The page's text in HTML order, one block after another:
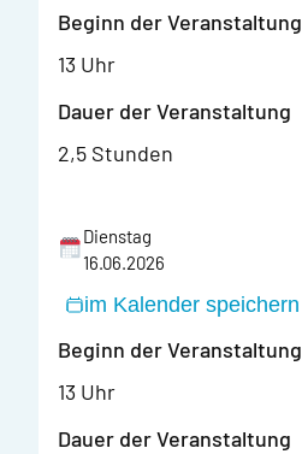
Beginn der Veranstaltung
13 Uhr
Dauer der Veranstaltung
2,5 Stunden
Dienstag
16.06.2026
im Kalender speichern
Beginn der Veranstaltung
13 Uhr
Dauer der Veranstaltung